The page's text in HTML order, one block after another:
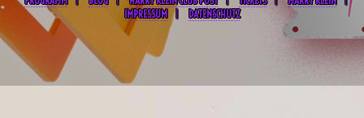
IMPRESSUM
DATENSCHUTZ